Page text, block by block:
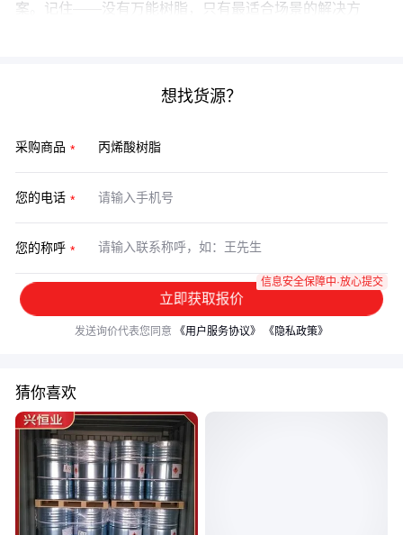
案。记住——没有万能树脂，只有最适合场景的解决方
想找货源？
采购商品
您的电话
您的称呼
立即获取报价
信息安全保障中·放心提交
发送询价代表您同意 《用户服务协议》 《隐私政策》
猜你喜欢